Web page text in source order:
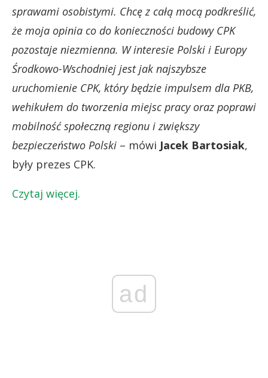
sprawami osobistymi. Chcę z całą mocą podkreślić,
że moja opinia co do konieczności budowy CPK
pozostaje niezmienna. W interesie Polski i Europy
Środkowo-Wschodniej jest jak najszybsze
uruchomienie CPK, który będzie impulsem dla PKB,
wehikułem do tworzenia miejsc pracy oraz poprawi
mobilność społeczną regionu i zwiększy
bezpieczeństwo Polski – mówi Jacek Bartosiak,
były prezes CPK.
Czytaj więcej.
ad